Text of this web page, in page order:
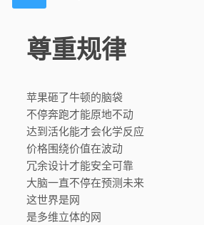
尊重规律
苹果砸了牛顿的脑袋
不停奔跑才能原地不动
达到活化能才会化学反应
价格围绕价值在波动
冗余设计才能安全可靠
大脑一直不停在预测未来
这世界是网
是多维立体的网